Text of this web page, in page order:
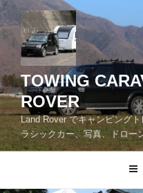
コ
ン
テ
ツ
へ
ス
キ
ッ
TOWING
ROVER
Land Rover でキャンピング
ラシックカー、写真、ドロー